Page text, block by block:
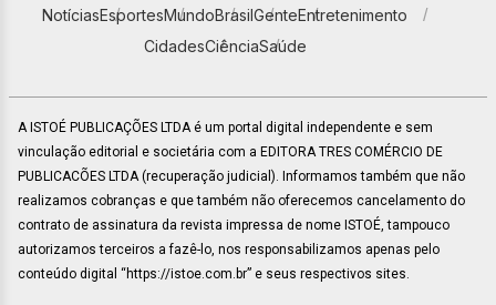
NotíciasEsportesMundoBrasilGenteEntretenimento
CidadesCiênciaSaúde
A ISTOÉ PUBLICAÇÕES LTDA é um portal digital independente e sem
vinculação editorial e societária com a EDITORA TRES COMÉRCIO DE
PUBLICACÕES LTDA (recuperação judicial). Informamos também que não
realizamos cobranças e que também não oferecemos cancelamento do
contrato de assinatura da revista impressa de nome ISTOÉ, tampouco
autorizamos terceiros a fazê-lo, nos responsabilizamos apenas pelo
conteúdo digital “https://istoe.com.br” e seus respectivos sites.